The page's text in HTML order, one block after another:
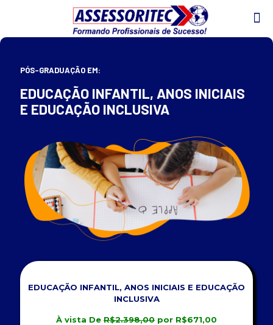
PÓS-GRADUAÇÃO EM:
EDUCAÇÃO INFANTIL, ANOS INICIAIS
E EDUCAÇÃO INCLUSIVA
EDUCAÇÃO INFANTIL, ANOS INICIAIS E EDUCAÇÃO
INCLUSIVA
À vista De R$2.398,00 por R$671,00